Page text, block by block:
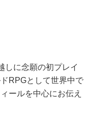
に念願の初プレイ
RPGとして世界中で
ールを中心にお伝え